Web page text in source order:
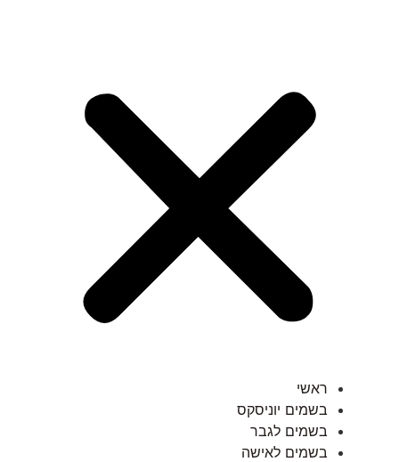
ראשי
בשמים יוניסקס
בשמים לגבר
בשמים לאישה